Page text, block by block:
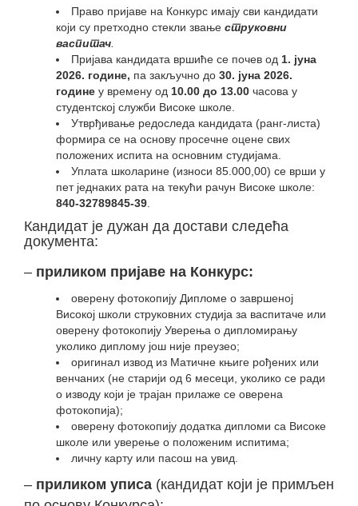
Право пријаве на Конкурс имају сви кандидати
који су претходно стекли звање струковни
васпитач
Пријава кандидата вршиће се почев од 1. јуна
2026. године, па закључно до 30. јуна 2026.
године у времену од 10.00 до 13.00 часова у
студентској служби Високе школе.
Утврђивање редоследа кандидата (ранг-листа)
формира се на основу просечне оцене свих
положених испита на основним студијама.
Уплата школарине (износи 85.000,00) се врши у
пет једнаких рата на текући рачун Високе школе:
840-32789845-39
Кандидат је дужан да достави следећа
документа:
– приликом пријаве на Конкурс:
oверену фотокопију Дипломе о завршеној
Високој школи струковних студија за васпитаче или
оверену фотокопију Уверења о дипломирању
уколико диплому још није преузео;
oригинал извод из Матичне књиге рођених или
венчаних (не старији од 6 месеци, уколико се ради
о изводу који је трајан прилаже се оверена
фотокопија);
оверену фотокопију додатка дипломи са Високе
школе или уверење о положеним испитима;
личну карту или пасош на увид.
– приликом уписа (кандидат који је примљен